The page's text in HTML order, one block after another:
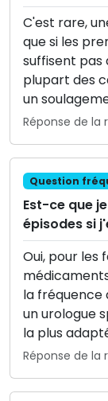
C'est rare,
que si les
suffisent pas
plupart des
un
Réponse de la
Question
Est-ce que
épisodes si
Oui, pour les
la fréquence
un urologue
la plus
Réponse de la